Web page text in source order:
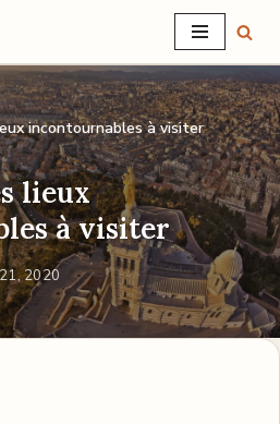
incontournables à visiter
lieux
à visiter
2020